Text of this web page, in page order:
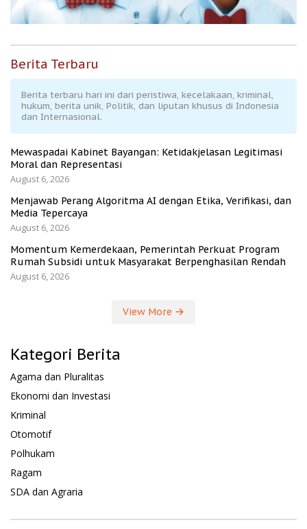
Berita Terbaru
Berita terbaru hari ini dari peristiwa, kecelakaan, kriminal,
hukum, berita unik, Politik, dan liputan khusus di Indonesia
dan Internasional.
Mewaspadai Kabinet Bayangan: Ketidakjelasan Legitimasi
Moral dan Representasi
August 6, 2026
Menjawab Perang Algoritma AI dengan Etika, Verifikasi, dan
Media Tepercaya
August 6, 2026
Momentum Kemerdekaan, Pemerintah Perkuat Program
Rumah Subsidi untuk Masyarakat Berpenghasilan Rendah
August 6, 2026
View More
Kategori Berita
Agama dan Pluralitas
Ekonomi dan Investasi
Kriminal
Otomotif
Polhukam
Ragam
SDA dan Agraria